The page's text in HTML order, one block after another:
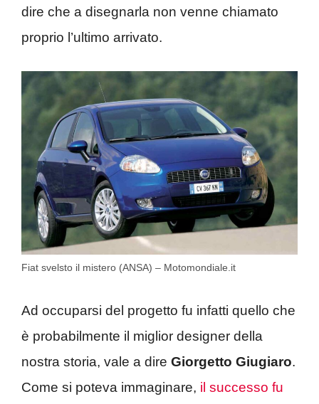
dire che a disegnarla non venne chiamato
proprio l’ultimo arrivato.
Fiat svelsto il mistero (ANSA) – Motomondiale.it
Ad occuparsi del progetto fu infatti quello che
è probabilmente il miglior designer della
nostra storia, vale a dire Giorgetto Giugiaro.
Come si poteva immaginare, il successo fu